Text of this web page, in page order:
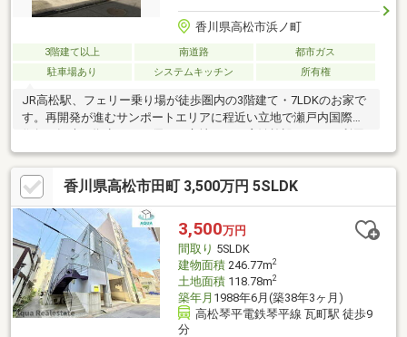
香川県高松市浜ノ町
3階建て以上 南道路
都市ガス
駐車場あり
システムキッチン 所有権
JR高松駅、フェリー乗り場が徒歩圏内の3階建て・7LDKのお家で
す。再開発が進むサンポートエリアに程近い立地で瀬戸内国際芸
も充分考えられる、ゆとりある間取りも魅力の一邸です。1階と2
階の両方にキッチンを備えており、二世帯利用や在宅ワークとの
併用など、多様な暮らし方に柔軟に対応できます。通勤・通学、
買い物、レジャーすべてに便利なロケーション。広さと機能性、
そして立地の良さを兼ね備えたお住まいです。
香川県高松市田町 3,500万円 5SLDK
3,500万円
間取り 5SLDK
建物面積246.77m2
土地面積118.78m2
築年月 1988年6月(築38年3ヶ月)
高松琴平電鉄琴平線 瓦町駅 徒歩9
分